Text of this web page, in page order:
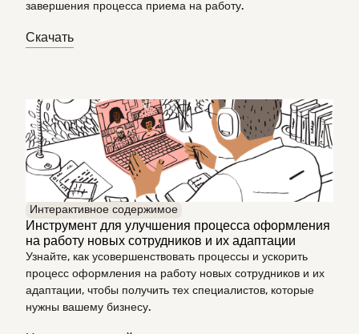
завершения процесса приема на работу.
Скачать
Интерактивное содержимое
Инструмент для улучшения процесса оформления
на работу новых сотрудников и их адаптации
Узнайте, как усовершенствовать процессы и ускорить
процесс оформления на работу новых сотрудников и их
адаптации, чтобы получить тех специалистов, которые
нужны вашему бизнесу.